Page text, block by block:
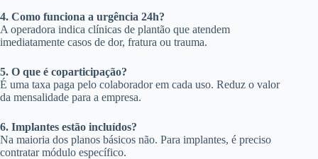
4. Como funciona a urgência 24h?
A operadora indica clínicas de plantão que atendem
imediatamente casos de dor, fratura ou trauma.
5. O que é coparticipação?
É uma taxa paga pelo colaborador em cada uso. Reduz o valor
da mensalidade para a empresa.
6. Implantes estão incluídos?
Na maioria dos planos básicos não. Para implantes, é preciso
contratar módulo específico.